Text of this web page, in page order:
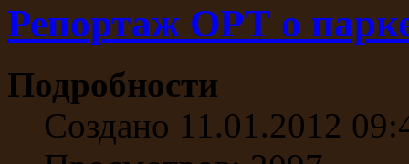
Репортаж ОРТ о
Подробности
Создано 11.01.2012